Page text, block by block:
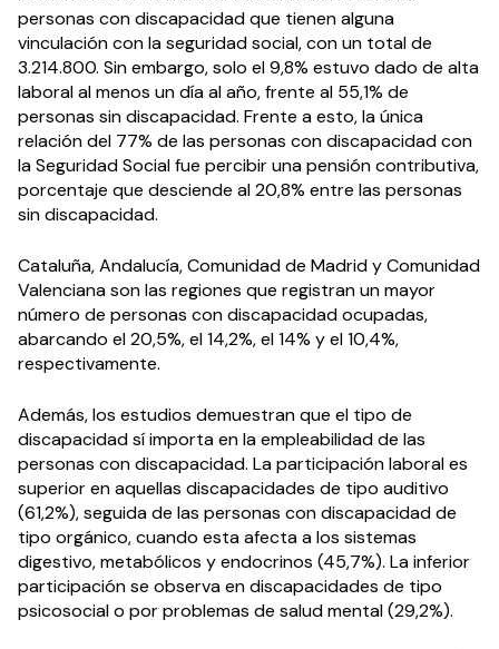
personas con discapacidad que tienen alguna
vinculación con la seguridad social, con un total de
3.214.800. Sin embargo, solo el 9,8% estuvo dado de alta
laboral al menos un día al año, frente al 55,1% de
personas sin discapacidad. Frente a esto, la única
relación del 77% de las personas con discapacidad con
la Seguridad Social fue percibir una pensión contributiva,
porcentaje que desciende al 20,8% entre las personas
sin discapacidad.
Cataluña, Andalucía, Comunidad de Madrid y Comunidad
Valenciana son las regiones que registran un mayor
número de personas con discapacidad ocupadas,
abarcando el 20,5%, el 14,2%, el 14% y el 10,4%,
respectivamente.
Además, los estudios demuestran que el tipo de
discapacidad sí importa en la empleabilidad de las
personas con discapacidad. La participación laboral es
superior en aquellas discapacidades de tipo auditivo
(61,2%), seguida de las personas con discapacidad de
tipo orgánico, cuando esta afecta a los sistemas
digestivo, metabólicos y endocrinos (45,7%). La inferior
participación se observa en discapacidades de tipo
psicosocial o por problemas de salud mental (29,2%).